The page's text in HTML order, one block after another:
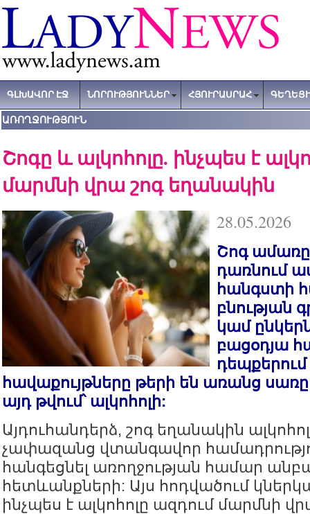
ԳԼԽԱՎՈՐ ԷՋ ՆՈՐՈՒԹՅՈՒՆՆԵՐ ՀՅՈՒՐԱՍՐԱՀ
ԱՌՈՂՋՈՒԹՅՈՒՆ
Շոգը և ալկոհոլը. ինչպես է
մարմնի վրա շոգ եղանակին
28.05.2026
Շոգ
դառնում
հանգստի
բնության
կամ
բացօդյա
հավաքույթները թերի են առանց սառը
այդ թվում՝ ալկոհոլի:
Այդուհանդերձ, շոգ եղանակին
չափազանց վտանգավոր
հանգեցնել առողջության համար
հետևանքների: Այս հոդվածում
ինչպես է ալկոհոլը ազդում մարմնի